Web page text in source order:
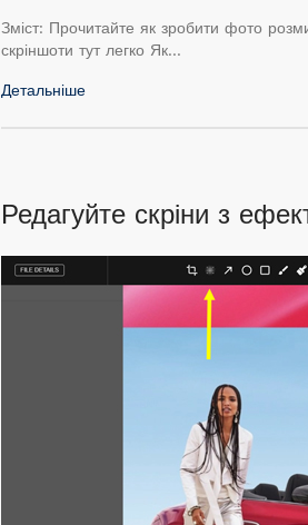
Зміст: Прочитайте як зробити фото
скріншоти тут легко Як…
Детальніше
Редагуйте скріни з